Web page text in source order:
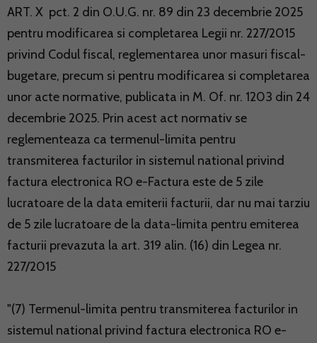
ART. X pct. 2 din O.U.G. nr. 89 din 23 decembrie 2025
pentru modificarea si completarea Legii nr. 227/2015
privind Codul fiscal, reglementarea unor masuri fiscal-
bugetare, precum si pentru modificarea si completarea
unor acte normative, publicata in M. Of. nr. 1203 din 24
decembrie 2025. Prin acest act normativ se
reglementeaza ca termenul-limita pentru
transmiterea facturilor in sistemul national privind
factura electronica RO e-Factura este de 5 zile
lucratoare de la data emiterii facturii, dar nu mai tarziu
de 5 zile lucratoare de la data-limita pentru emiterea
facturii prevazuta la art. 319 alin. (16) din Legea nr.
227/2015
"(7) Termenul-limita pentru transmiterea facturilor in
sistemul national privind factura electronica RO e-